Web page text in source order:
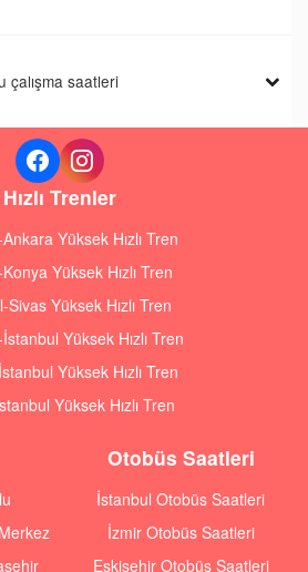
çalışma saatleri
Hızlı Trenler
Yüksek Hızlı Tren
Yüksek Hızlı Tren
Sivas Yüksek Hızlı Tren
Yüksek Hızlı Tren
Yüksek Hızlı Tren
Yüksek Hızlı Tren
Otobüs Saatleri
İstanbul Otobüs Saatleri
İzmir Otobüs Saatleri
Eskişehir Otobüs Saatleri